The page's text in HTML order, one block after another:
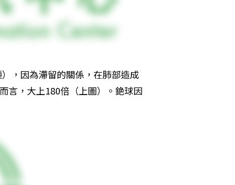
），因為滯留的關係，在肺部造成
言，大上180倍（上圖）。銫球因